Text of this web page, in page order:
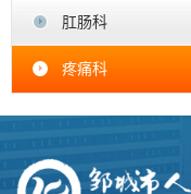
肛肠科
疼痛科